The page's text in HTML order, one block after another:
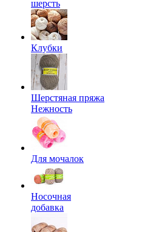
шерсть
Клубки
Шерстяная пряжа
Нежность
Для мочалок
Носочная
добавка